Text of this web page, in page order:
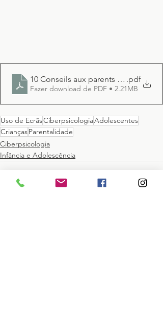
10 Conseils aux parents Version
.pdf
Fazer download de PDF • 2.21MB
Uso de EcrãsCiberpsicologiaAdolescentes
CriançasParentalidade
Ciberpsicologia
Infância e Adolescência